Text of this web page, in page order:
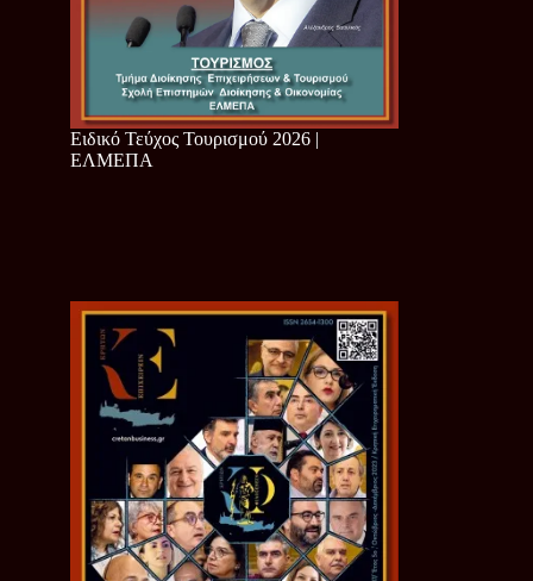
Ειδικό Τεύχος Τουρισμού 2026 |
ΕΛΜΕΠΑ